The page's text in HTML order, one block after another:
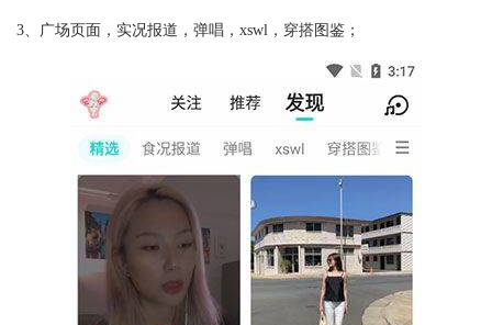
3、广场页面，实况报道，弹唱，xswl，穿搭图鉴；